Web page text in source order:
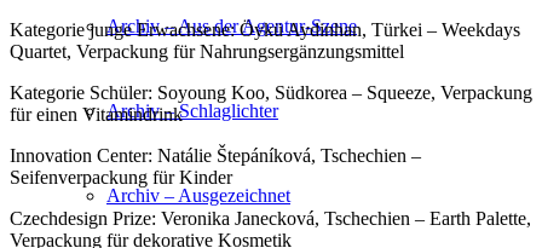
Archiv – Aus der Agentur-Szene
Archiv – Schlaglichter
Archiv – Ausgezeichnet
Kategorie junge Erwachsene: Öykü Aydinhan, Türkei – Weekdays
Quartet, Verpackung für Nahrungsergänzungsmittel
Kategorie Schüler: Soyoung Koo, Südkorea – Squeeze, Verpackung
für einen Vitamindrink
Innovation Center: Natálie Štepáníková, Tschechien –
Seifenverpackung für Kinder
Czechdesign Prize: Veronika Janecková, Tschechien – Earth Palette,
Verpackung für dekorative Kosmetik